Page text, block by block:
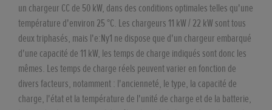
un chargeur CC de 50 kW, dans des conditions optimales telles qu'une
température d'environ 25 °C. Les chargeurs 11 kW / 22 kW sont tous
deux triphasés, mais l'e:Ny1 ne dispose que d'un chargeur embarqué
d'une capacité de 11 kW, les temps de charge indiqués sont donc les
mêmes. Les temps de charge réels peuvent varier en fonction de
divers facteurs, notamment : l'ancienneté, le type, la capacité de
charge, l'état et la température de l'unité de charge et de la batterie,